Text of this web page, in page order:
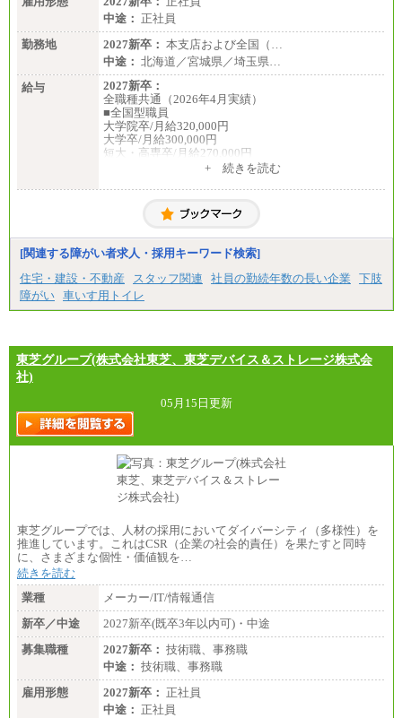
※詳細はJTBキャリアサイトよりご確認ください。
■(株)JTBパブリッシング ※2027年新卒募集終了
総合職 月給241,000円
中途：
①月給227,000円以上
②月給212,000円以上
③月給172,500円以上
④月給23万円～37万円
⑤月給20万円～25万円
⑥月給33万円～48万円
⑦月給271,000円以上
⑧～⑮月給200,000円〜月給400,000円
⑯月給185,000円以上
⑱月給212,000円以上
以上
⑳月給205,000円以上
㉑月給185,000 円以上
㉒月給185,000 円以上
㉓月給224,500円以上
※全コース共通※ 能力・経験・勤務地などにより
中途： 正社員
勤務地
2027新卒： 本支店および全国（…
中途： 北海道／宮城県／埼玉県…
給与
2027新卒：
全職種共通（2026年4月実績）
■全国型職員
大学院卒/月給320,000円
大学卒/月給300,000円
短大・高専卒/月給270,000円
大学院卒/月給256,000円～288,000円
大学卒/月給240,000円～270,000円
短大・高専卒/月給216,000円～243,000円
■特定職員※
大学院卒/月給234,000円～263,000円
大学卒/月給219,000円～246,000円
短大・高専卒/月給197,000円～222,000円
※拠点型職員、特定職員の給与は、生活の拠点が定
す。
中途：
226,600円～390,100円（勤務地域等により異なりま
す）
・ご経験やスキルを考慮し、選考の中で決定いたし
ます。
・試用期間中も同額支給します。
+ 続きを読む
[関連する障がい者求人・採用キーワード検索]
住宅・建設・不動産
スタッフ関連 社員の勤続年数の長い企業
下肢
障がい 車いす用トイレ
東芝グループ(株式会社東芝、東芝デバイス＆ストレージ株式会
社)
05月15日更新
東芝グループでは、人材の採用においてダイバーシティ（多様性）を
推進しています。これはCSR（企業の社会的責任）を果たすと同時
に、さまざまな個性・価値観を…
続きを読む
業種
メーカー/IT/情報通信
新卒／中途
2027新卒(既卒3年以内可)・中途
募集職種
2027新卒： 技術職、事務職
中途： 技術職、事務職
雇用形態
2027新卒： 正社員
中途： 正社員